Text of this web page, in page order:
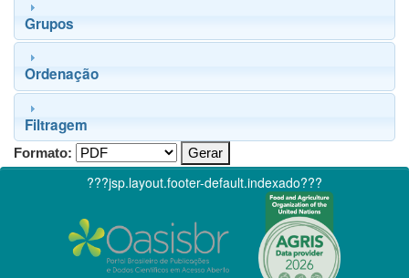
Grupos
Ordenação
Filtragem
Formato:
???jsp.layout.footer-default.indexado???